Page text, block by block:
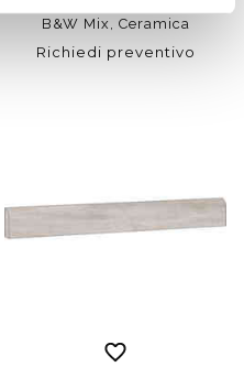
B&W Mix, Ceramica
Richiedi preventivo